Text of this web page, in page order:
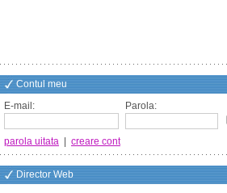
Contul meu
E-mail:
Parola:
parola uitata creare cont
Director Web